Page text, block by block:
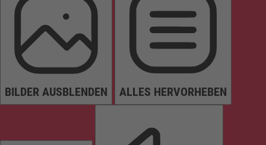
BILDER AUSBLENDEN ALLES HERVORHEBEN